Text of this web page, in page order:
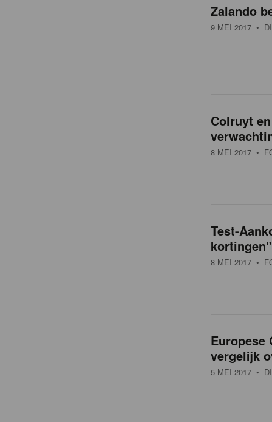
Zalando
9 MEI 2017 •
Colruyt
8 MEI 2017 •
Test-
kortingen"
8 MEI 2017 •
Europese
vergelijk
5 MEI 2017 •